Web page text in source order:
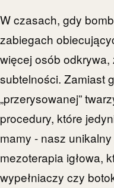
W czasach, gdy
zabiegach
więcej osób odkrywa,
subtelności. Zamiast
„przerysowanej”
procedury, które
mamy - nasz
mezoterapia igłowa,
wypełniaczy czy